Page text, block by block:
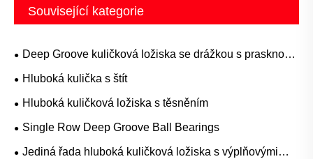
Související kategorie
Deep Groove kuličková ložiska se drážkou s prasknou
prstenem
Hluboká kulička s štít
Hluboká kuličková ložiska s těsněním
Single Row Deep Groove Ball Bearings
Jediná řada hluboká kuličková ložiska s výplňovými